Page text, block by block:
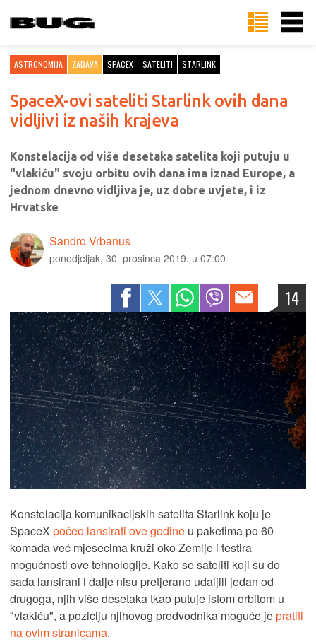
ASTRONOMIJA ZABAVA SPACEX SATELITI STARLINK
SpaceX-ovi sateliti Starlink ovih dana
vidljivi iz naših krajeva
Konstelacija od više desetaka satelita koji putuju u
"vlakiću" svoju orbitu ovih dana ima iznad Europe, a
jednom dnevno vidljiva je, uz dobre uvjete, i iz
Hrvatske
Sandro Vrbanus
ponedjeljak, 30. prosinca 2019. u 07:00
14
Konstelacija komunikacijskih satelita Starlink koju je
SpaceX počeo lansirati ove godine u paketima po 60
komada već mjesecima kruži oko Zemlje i testira
mogućnosti ove tehnologije. Kako se sateliti koji su do
sada lansirani i dalje nisu pretjerano udaljili jedan od
drugoga, njih više desetaka tkao putuje istom orbitom u
"vlakiću", a poziciju njihovog predvodnika moguće jepratiti
na ovim stranicama.